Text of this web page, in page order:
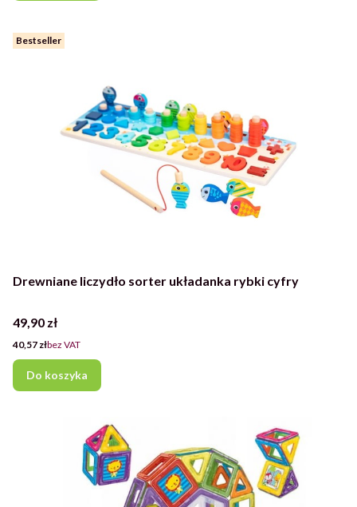
Bestseller
Drewniane liczydło sorter układanka rybki cyfry
Cena
49,90 zł
Cena
40,57 złbez VAT
Do koszyka